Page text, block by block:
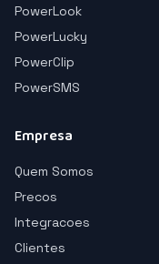
PowerLook
PowerLucky
PowerClip
PowerSMS
Empresa
Quem Somos
Precos
Integracoes
Clientes